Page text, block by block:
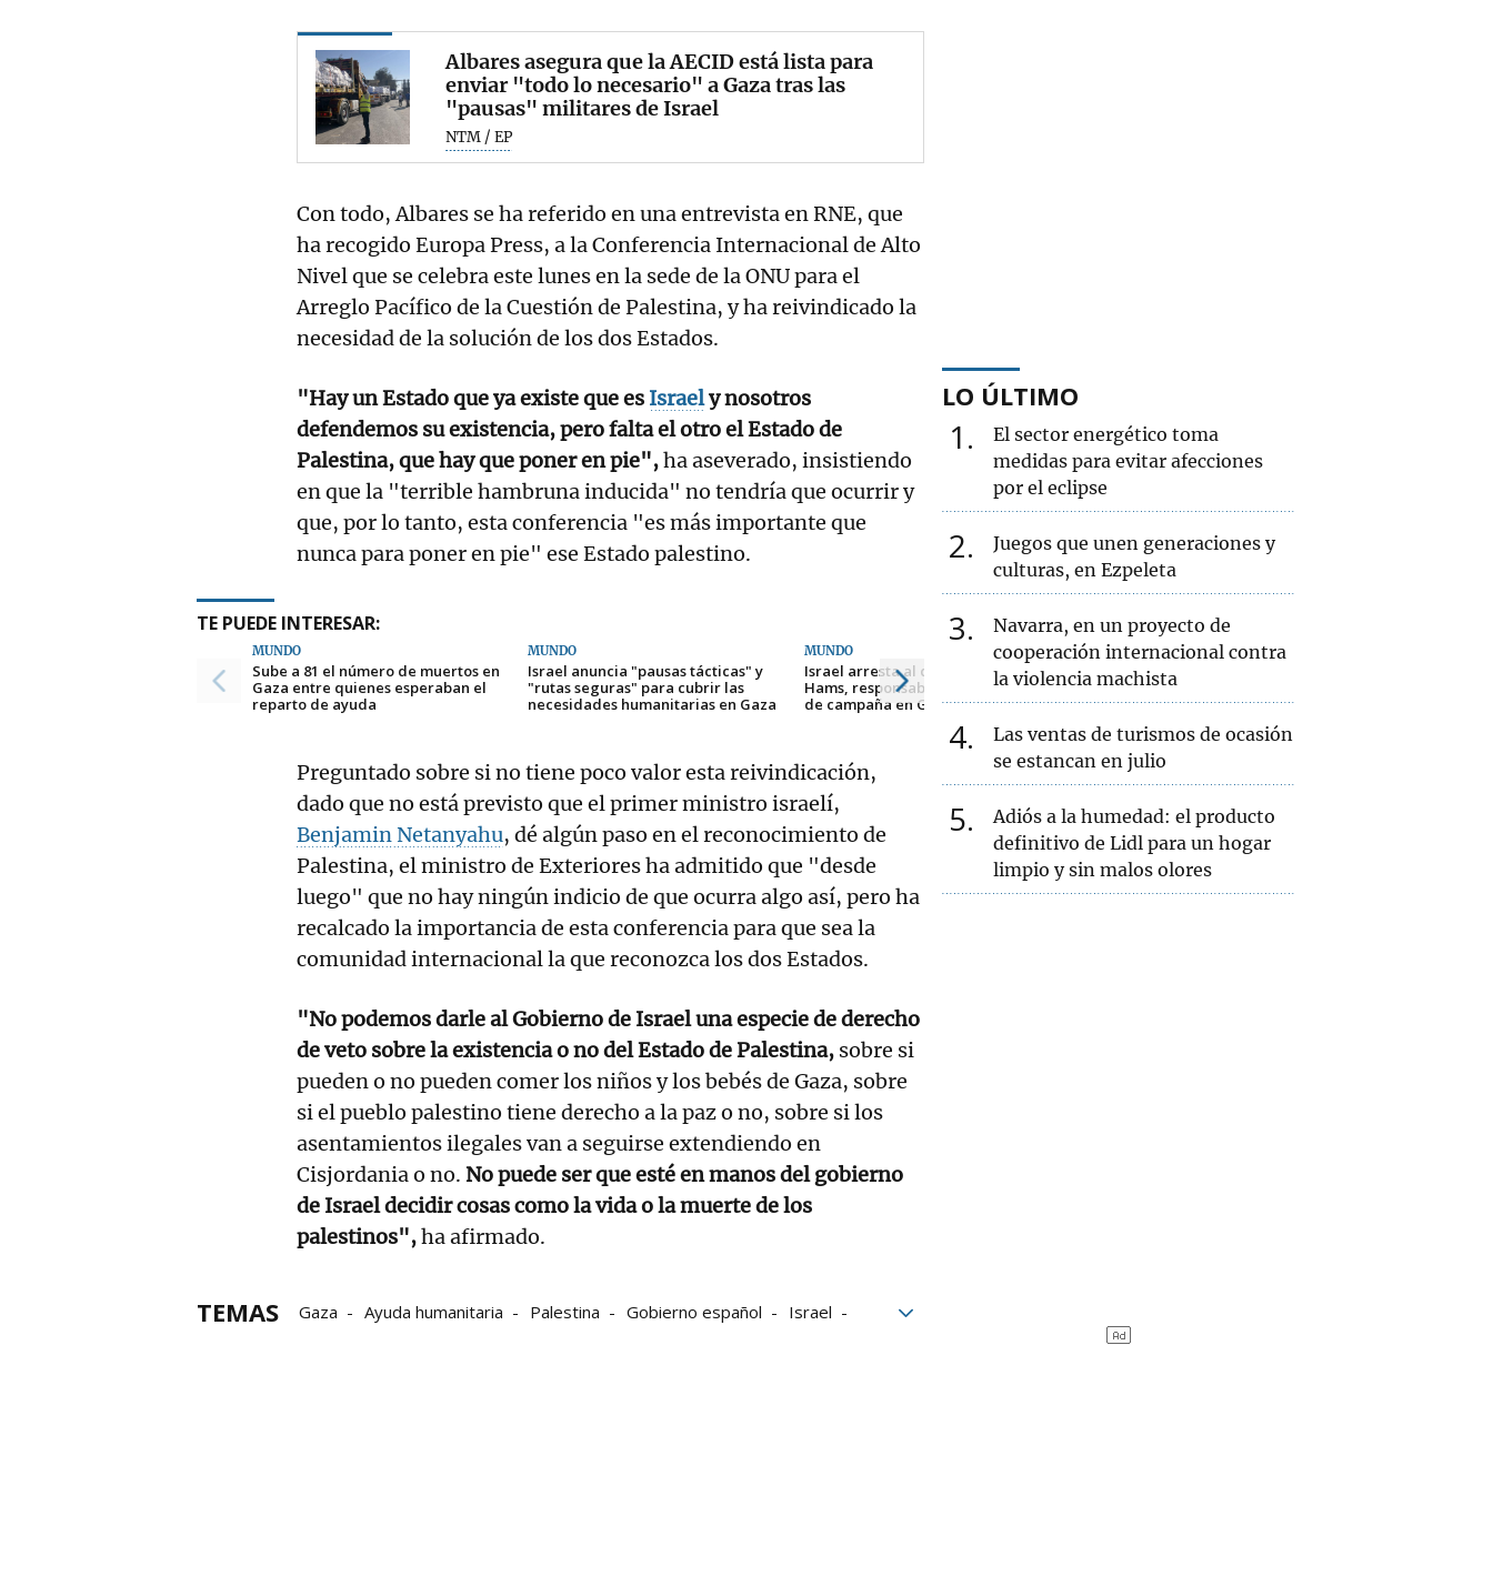
Albares asegura que la AECID está lista para
enviar "todo lo necesario" a Gaza tras las
"pausas" militares de Israel
NTM / EP
Con todo, Albares se ha referido en una entrevista en RNE, que
ha recogido Europa Press, a la Conferencia Internacional de Alto
Nivel que se celebra este lunes en la sede de la ONU para el
Arreglo Pacífico de la Cuestión de Palestina, y ha reivindicado la
necesidad de la solución de los dos Estados.
"Hay un Estado que ya existe que es Israely nosotros
defendemos su existencia, pero falta el otro el Estado de
Palestina, que hay que poner en pie",ha aseverado, insistiendo
en que la "terrible hambruna inducida" no tendría que ocurrir y
que, por lo tanto, esta conferencia "es más importante que
nunca para poner en pie" ese Estado palestino.
TE PUEDE INTERESAR:
MUNDO
Sube a 81 el número de muertos en
Gaza entre quienes esperaban el
reparto de ayuda
MUNDO
Israel anuncia "pausas tácticas" y
"rutas seguras" para cubrir las
necesidades humanitarias en Gaza
MUNDO
Israel arresta al doctor Marwan al
Hams, responsable de los hospitales
de campaña en Gaza
MUNDO
Los bebés no logran sobrevivir a la
hambruna y al asedio israelí en
Gaza
Preguntado sobre si no tiene poco valor esta reivindicación,
dado que no está previsto que el primer ministro israelí,
Benjamin Netanyahu, dé algún paso en el reconocimiento de
Palestina, el ministro de Exteriores ha admitido que "desde
luego" que no hay ningún indicio de que ocurra algo así, pero ha
recalcado la importancia de esta conferencia para que sea la
comunidad internacional la que reconozca los dos Estados.
"No podemos darle al Gobierno de Israel una especie de derecho
de veto sobre la existencia o no del Estado de Palestina, sobre si
pueden o no pueden comer los niños y los bebés de Gaza, sobre
si el pueblo palestino tiene derecho a la paz o no, sobre si los
asentamientos ilegales van a seguirse extendiendo en
Cisjordania o no. No puede ser que esté en manos del gobierno
de Israel decidir cosas como la vida o la muerte de los
palestinos",ha afirmado.
TEMAS Gaza Ayuda humanitaria Palestina Gobierno español
Israel
LO ÚLTIMO
1
El sector energético toma
medidas para evitar afecciones
por el eclipse
2
Juegos que unen generaciones y
culturas, en Ezpeleta
3
Navarra, en un proyecto de
cooperación internacional contra
la violencia machista
4
Las ventas de turismos de ocasión
se estancan en julio
5
Adiós a la humedad: el producto
definitivo de Lidl para un hogar
limpio y sin malos olores